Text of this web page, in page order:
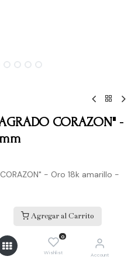
Agregar al Carrito
0
Wishlist Account
CORAZON" -
- Oro 18k amarillo -